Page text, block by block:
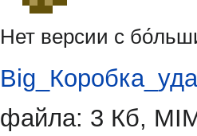
Нет версии с
файла: 3 Кб,